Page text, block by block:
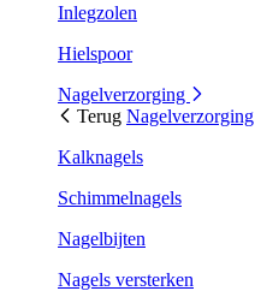
Inlegzolen
Hielspoor
Nagelverzorging
Terug Nagelverzorging
Kalknagels
Schimmelnagels
Nagelbijten
Nagels versterken